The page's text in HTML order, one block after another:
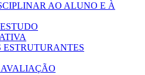
AO ALUNO E À
ESTRUTURANTES